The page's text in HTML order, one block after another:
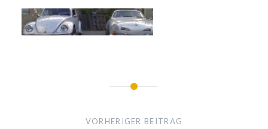
VORHERIGER BEITRAG